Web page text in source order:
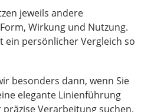
jeweils andere
Wirkung und Nutzung.
ein persönlicher Vergleich so
besonders dann, wenn Sie
elegante Linienführung
Verarbeitung suchen.